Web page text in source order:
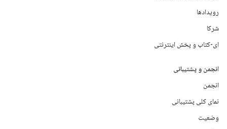
رویدادها
شرکا
ای-کتاب و پخش اینترنتی
انجمن و پشتیبانی
انجمن
نمای کلی پشتیبانی
وضعیت